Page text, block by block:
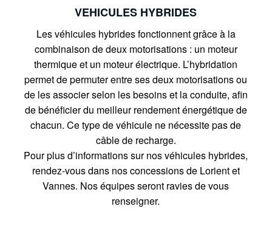
VEHICULES HYBRIDES
Les véhicules hybrides fonctionnent grâce à la
combinaison de deux motorisations : un moteur
thermique et un moteur électrique. L’hybridation
permet de permuter entre ses deux motorisations ou
de les associer selon les besoins et la conduite, afin
de bénéficier du meilleur rendement énergétique de
chacun. Ce type de véhicule ne nécessite pas de
câble de recharge.
Pour plus d’informations sur nos véhicules hybrides,
rendez-vous dans nos concessions de Lorient et
Vannes. Nos équipes seront ravies de vous
renseigner.